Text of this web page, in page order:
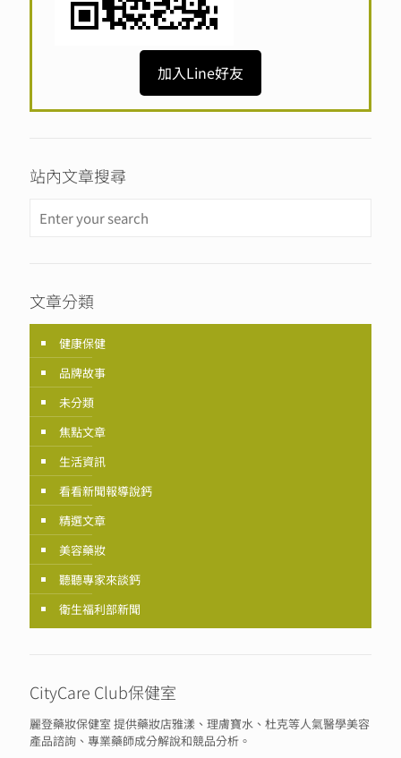
加入Line好友
站內文章搜尋
文章分類
健康保健
品牌故事
未分類
焦點文章
生活資訊
看看新聞報導說鈣
精選文章
美容藥妝
聽聽專家來談鈣
衛生福利部新聞
CityCare Club保健室
麗登藥妝保健室 提供藥妝店雅漾、理膚寶水、杜克等人氣醫學美容
產品諮詢、專業藥師成分解說和競品分析。